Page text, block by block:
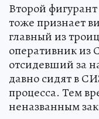
Второй
тоже признает
главный из
оперативник из
отсидевший за
давно сидят в
процесса. Тем
неназванным